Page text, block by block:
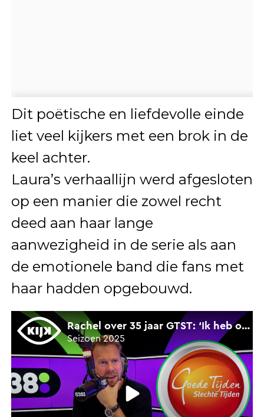
Dit poëtische en liefdevolle einde
liet veel kijkers met een brok in de
keel achter.
Laura’s verhaallijn werd afgesloten
op een manier die zowel recht
deed aan haar lange
aanwezigheid in de serie als aan
de emotionele band die fans met
haar hadden opgebouwd.